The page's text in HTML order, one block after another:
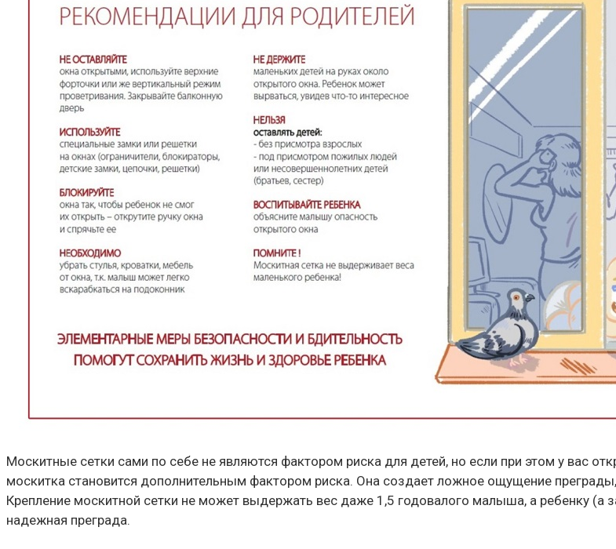
Москитные сетки сами по себе не являются фактором риска для детей, но если при этом у вас
москитка становится дополнительным фактором риска. Она создает ложное ощущение
Крепление москитной сетки не может выдержать вес даже 1,5 годовалого малыша, а ребенку (а
надежная преграда.